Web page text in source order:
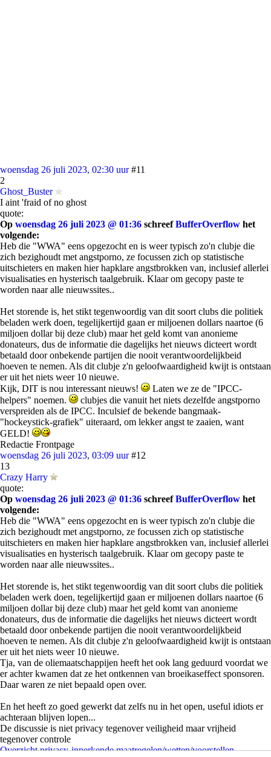
woensdag 26 juli 2023, 02:30 uur #11
2
Ghost_Buster
I aint 'fraid of no ghost
quote:
Op woensdag 26 juli 2023 @ 01:36 schreefBufferOverflow het
volgende:
Heb die "WWA" eens opgezocht en is weer typisch zo'n clubje die
zich bezighoudt met angstporno, ze focussen zich op statistische
uitschieters en maken hier hapklare angstbrokken van, inclusief allerlei
visualisaties en hysterisch taalgebruik. Klaar om gecopy paste te
worden naar alle nieuwssites..
Het storende is, het stikt tegenwoordig van dit soort clubs die politiek
beladen werk doen, tegelijkertijd gaan er miljoenen dollars naartoe (6
miljoen dollar bij deze club) maar het geld komt van anonieme
donateurs, dus de informatie die dagelijks het nieuws dicteert wordt
betaald door onbekende partijen die nooit verantwoordelijkbeid
hoeven te nemen. Als dit clubje z'n geloofwaardigheid kwijt is ontstaan
er uit het niets weer 10 nieuwe.
Kijk, DIT is nou interessant nieuws!
Laten we ze de "IPCC-
helpers" noemen.
clubjes die vanuit het niets dezelfde angstporno
verspreiden als de IPCC. Inculsief de bekende bangmaak-
"hockeystick-grafiek" uiteraard, om lekker angst te zaaien, want
GELD!
Redactie Frontpage
woensdag 26 juli 2023, 03:09 uur #12
13
Crazy Harry
quote:
Op woensdag 26 juli 2023 @ 01:36 schreefBufferOverflow het
volgende:
Heb die "WWA" eens opgezocht en is weer typisch zo'n clubje die
zich bezighoudt met angstporno, ze focussen zich op statistische
uitschieters en maken hier hapklare angstbrokken van, inclusief allerlei
visualisaties en hysterisch taalgebruik. Klaar om gecopy paste te
worden naar alle nieuwssites..
Het storende is, het stikt tegenwoordig van dit soort clubs die politiek
beladen werk doen, tegelijkertijd gaan er miljoenen dollars naartoe (6
miljoen dollar bij deze club) maar het geld komt van anonieme
donateurs, dus de informatie die dagelijks het nieuws dicteert wordt
betaald door onbekende partijen die nooit verantwoordelijkbeid
hoeven te nemen. Als dit clubje z'n geloofwaardigheid kwijt is ontstaan
er uit het niets weer 10 nieuwe.
Tja, van de oliemaatschappijen heeft het ook lang geduurd voordat we
er achter kwamen dat ze het ontkennen van broeikaseffect sponsoren.
Daar waren ze niet bepaald open over.
En het heeft zo goed gewerkt dat zelfs nu in het open, useful idiots er
achteraan blijven lopen...
De discussie is niet privacy tegenover veiligheid maar vrijheid
tegenover controle
Overzicht privacy-inperkende maatregelen/wetten/voorstellen